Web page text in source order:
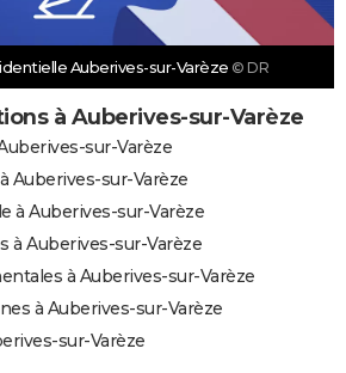
Auberives-sur-Varèze © DR
à Auberives-sur-Varèze
sur-Varèze
Auberives-sur-Varèze
à Auberives-sur-Varèze
à Auberives-sur-Varèze
à Auberives-sur-Varèze
à Auberives-sur-Varèze
sur-Varèze